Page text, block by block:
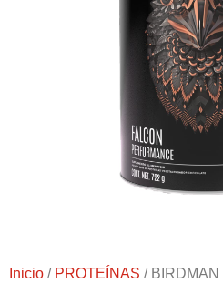
Inicio / PROTEÍNAS / BIRDMAN